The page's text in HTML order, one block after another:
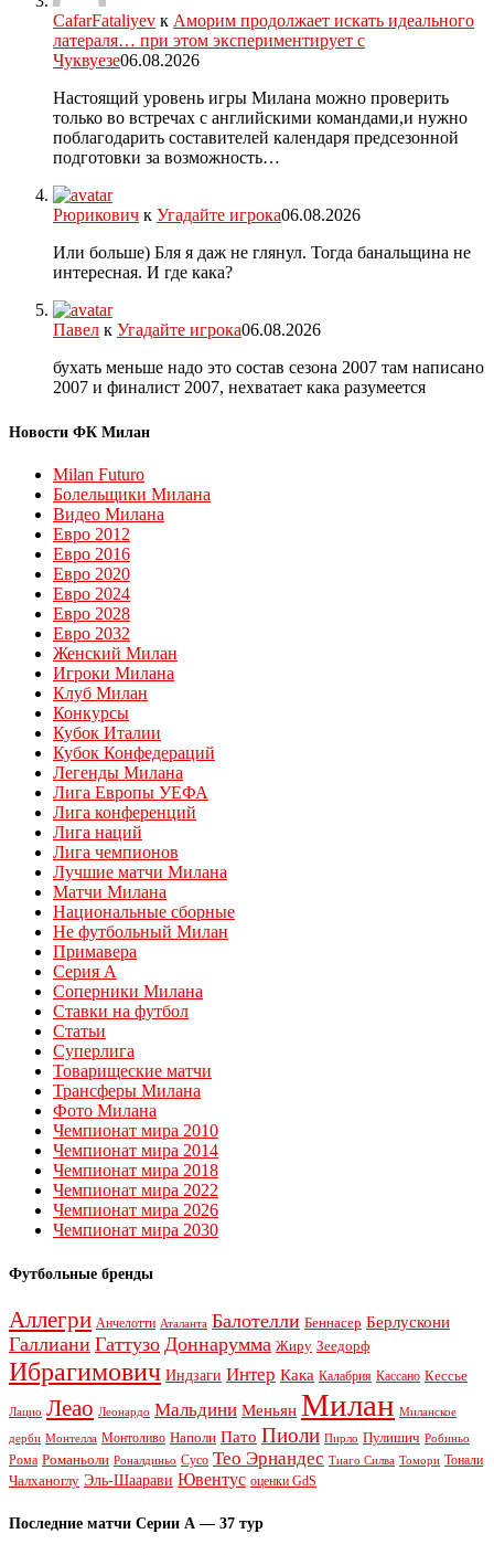
CafarFataliyev к Аморим продолжает искать идеального
латераля… при этом экспериментирует с
Чуквуезе06.08.2026
Настоящий уровень игры Милана можно проверить
только во встречах с английскими командами,и нужно
поблагодарить составителей календаря предсезонной
подготовки за возможность…
Рюрикович к Угадайте игрока06.08.2026
Или больше) Бля я даж не глянул. Тогда банальщина не
интересная. И где кака?
Павел к Угадайте игрока06.08.2026
бухать меньше надо это состав сезона 2007 там написано
2007 и финалист 2007, нехватает кака разумеется
Новости ФК Милан
Milan Futuro
Болельщики Милана
Видео Милана
Евро 2012
Евро 2016
Евро 2020
Евро 2024
Евро 2028
Евро 2032
Женский Милан
Игроки Милана
Клуб Милан
Конкурсы
Кубок Италии
Кубок Конфедераций
Легенды Милана
Лига Европы УЕФА
Лига конференций
Лига наций
Лига чемпионов
Лучшие матчи Милана
Матчи Милана
Национальные сборные
Не футбольный Милан
Примавера
Серия А
Соперники Милана
Ставки на футбол
Статьи
Суперлига
Товарищеские матчи
Трансферы Милана
Фото Милана
Чемпионат мира 2010
Чемпионат мира 2014
Чемпионат мира 2018
Чемпионат мира 2022
Чемпионат мира 2026
Чемпионат мира 2030
Футбольные бренды
Аллегри Анчелотти Аталанта Балотелли Беннасер Берлускони
Галлиани Гаттузо Доннарумма Жиру Зеедорф
Ибрагимович Индзаги Интер Кака Калабрия Кассано Кессье
Лацио Леао Леонардо Мальдини Меньян Милан Миланское
дерби Монтелла Монтоливо Наполи Пато Пиоли Пирло Пулишич Робиньо
Рома Романьоли Роналдиньо Сусо Тео Эрнандес Тиаго Силва Томори Тонали
Чалханоглу Эль-Шаарави Ювентус оценки GdS
Последние матчи Серии А — 37 тур